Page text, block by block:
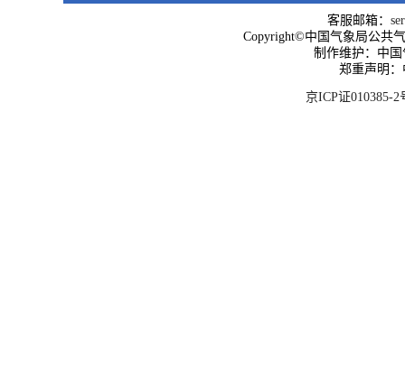
客服邮箱：
Copyright©中国气象局公共
制作维护：中
郑重声明
京ICP证010385-2